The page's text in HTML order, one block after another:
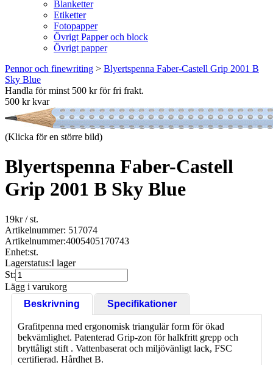
Blanketter
Etiketter
Fotopapper
Övrigt Papper och block
Övrigt papper
Pennor och finewriting > Blyertspenna Faber-Castell Grip 2001 B
Sky Blue
Handla för minst 500 kr för fri frakt.
500 kr kvar
(Klicka för en större bild)
Blyertspenna Faber-Castell
Grip 2001 B Sky Blue
19kr/ st.
Artikelnummer: 517074
Artikelnummer:4005405170743
Enhet:st.
Lagerstatus:I lager
St:
Lägg i varukorg
Beskrivning
Specifikationer
Grafitpenna med ergonomisk triangulär form för ökad
bekvämlighet. Patenterad Grip-zon för halkfritt grepp och
bryttåligt stift . Vattenbaserat och miljövänligt lack, FSC
certifierad. Hårdhet B.